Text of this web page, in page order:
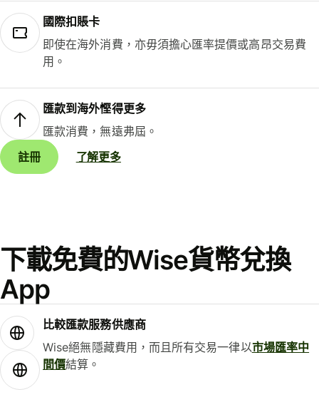
國際扣賬卡
即使在海外消費，亦毋須擔心匯率提價或高昂交易費
用。
匯款到海外慳得更多
匯款消費，無遠弗屆。
註冊
了解更多
下載免費的Wise貨幣兌換
App
比較匯款服務供應商
Wise絕無隱藏費用，而且所有交易一律以市場匯率中
間價結算。